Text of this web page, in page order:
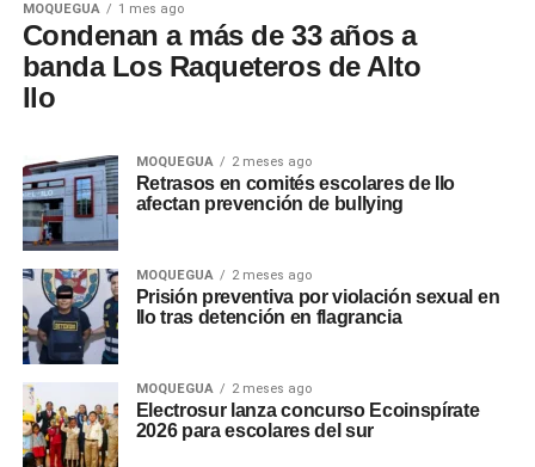
MOQUEGUA 1 mes ago
Condenan a más de 33 años a
banda Los Raqueteros de Alto
Ilo
MOQUEGUA 2 meses ago
Retrasos en comités escolares de Ilo
afectan prevención de bullying
MOQUEGUA 2 meses ago
Prisión preventiva por violación sexual en
Ilo tras detención en flagrancia
MOQUEGUA 2 meses ago
Electrosur lanza concurso Ecoinspírate
2026 para escolares del sur